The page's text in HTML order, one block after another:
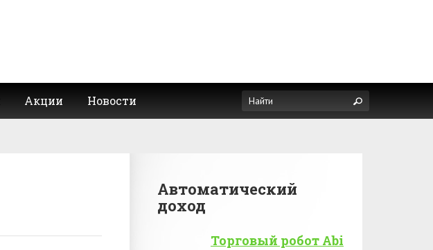
Акции Новости
Автоматический
доход
Торговый робот Abi